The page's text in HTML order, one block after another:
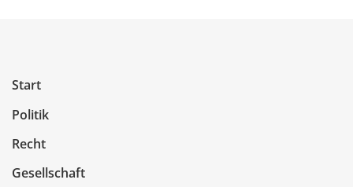
Start
Politik
Recht
Gesellschaft